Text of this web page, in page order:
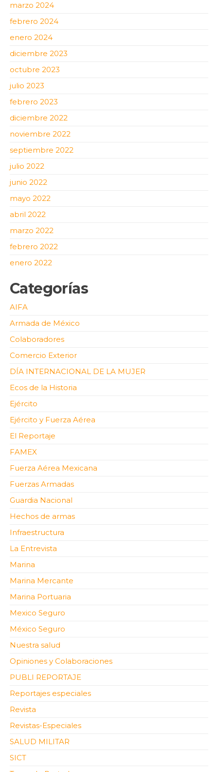
marzo 2024
febrero 2024
enero 2024
diciembre 2023
octubre 2023
julio 2023
febrero 2023
diciembre 2022
noviembre 2022
septiembre 2022
julio 2022
junio 2022
mayo 2022
abril 2022
marzo 2022
febrero 2022
enero 2022
Categorías
AIFA
Armada de México
Colaboradores
Comercio Exterior
DÍA INTERNACIONAL DE LA MUJER
Ecos de la Historia
Ejército
Ejército y Fuerza Aérea
El Reportaje
FAMEX
Fuerza Aérea Mexicana
Fuerzas Armadas
Guardia Nacional
Hechos de armas
Infraestructura
La Entrevista
Marina
Marina Mercante
Marina Portuaria
Mexico Seguro
México Seguro
Nuestra salud
Opiniones y Colaboraciones
PUBLI REPORTAJE
Reportajes especiales
Revista
Revistas-Especiales
SALUD MILITAR
SICT